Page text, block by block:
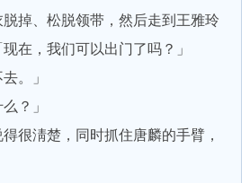
掉、松脱领带，然后走到王雅玲
在，我们可以出门了吗？」
。」
？」
淸楚，同时抓住唐麟的手臂，